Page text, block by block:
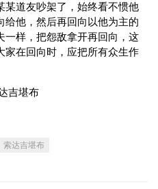
某道友吵架了，始终看不惯他
给他，然后再回向以他为主的
一样，把怨敌拿开再回向，这
家在回向时，应把所有众生作
吉堪布
索达吉堪布